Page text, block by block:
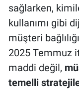
sağlarken,
kullanımı gibi
müşteri
2025 Temmuz
maddi değil,
temelli